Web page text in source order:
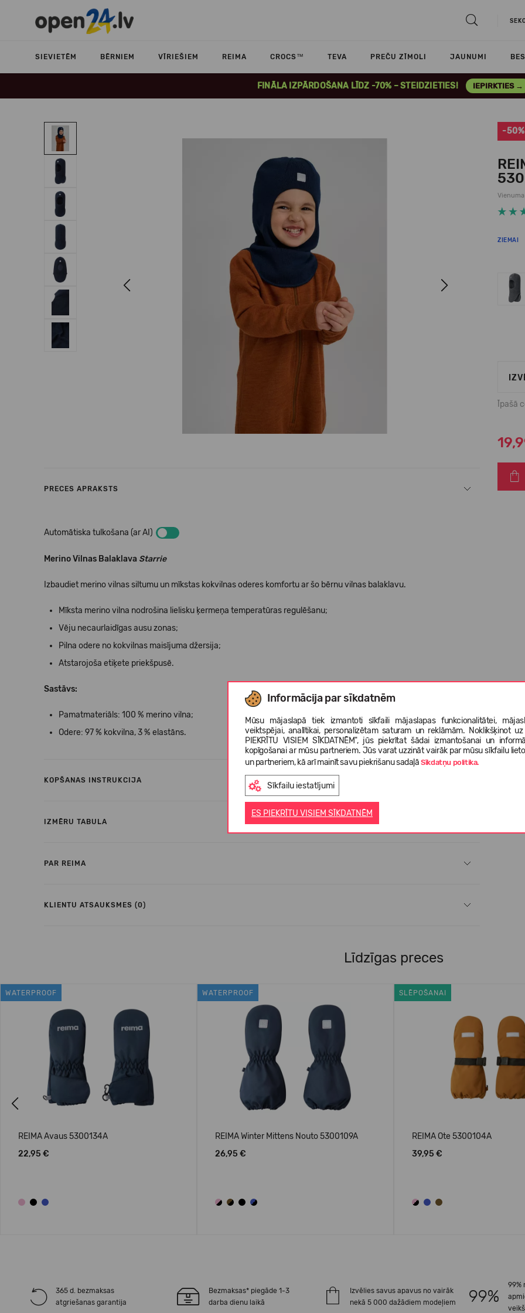
SIEVIETĒM BĒRNIEM VĪRIEŠIEM REIMA CROCS™ TEVA PREČU ZĪMOLI JAUNUMI
FINĀLA IZPĀRDOŠANA LĪDZ -70% – STEIDZIETIES! IEPIRKTIES →
Informācija par sīkdatnēm
Mūsu mājaslapā tiek izmantoti sīkfaili mājaslapas funkcionalitātei,
veiktspējai, analītikai, personalizētam saturam un reklāmām. Noklikšķinot
PIEKRĪTU VISIEM SĪKDATNĒM", jūs piekrītat šādai izmantošanai un
kopīgošanai ar mūsu partneriem. Jūs varat uzzināt vairāk par mūsu sīkfailu
un partneriem, kā arī mainīt savu piekrišanu sadaļāSīkdatņu politika.
Sīkfailu iestatījumi
ES PIEKRĪTU VISIEM SĪKDATNĒM
Next
-50%
ZIEMAI
Īpašā
PRECES APRAKSTS
Automātiska tulkošana (ar AI)
Merino Vilnas Balaklava Starrie
Izbaudiet merino vilnas siltumu un mīkstas kokvilnas oderes komfortu ar šo bērnu vilnas balaklavu.
Mīksta merino vilna nodrošina lielisku ķermeņa temperatūras regulēšanu;
Vēju necaurlaidīgas ausu zonas;
Pilna odere no kokvilnas maisījuma džersija;
Atstarojoša etiķete priekšpusē.
Sastāvs:
Pamatmateriāls: 100 % merino vilna;
Odere: 97 % kokvilna, 3 % elastāns.
KOPŠANAS INSTRUKCIJA
IZMĒRU TABULA
PAR REIMA
KLIENTU ATSAUKSMES (0)
Līdzīgas preces
WATERPROOF
REIMA Avaus 5300134A
22,95 €
WATERPROOF
REIMA Winter Mittens Nouto 5300109A
26,95 €
SLĒPOŠANAI
REIMA Ote 5300104A
39,95 €
365 d. bezmaksas
atgriešanas garantija
Bezmaksas* piegāde 1-3
darba dienu laikā
Izvēlies savus apavus no vairāk
nekā 5 000 dažādiem modeļiem
99%